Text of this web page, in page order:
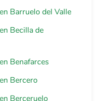
Barruelo del Valle
Becilla de
Benafarces
Bercero
Berceruelo